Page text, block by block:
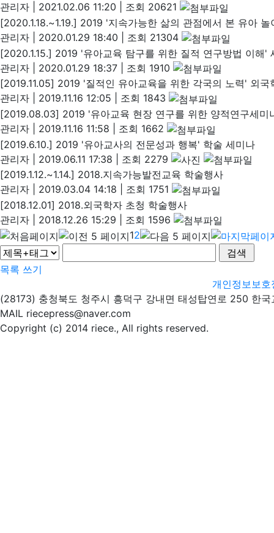
관리자
2021.02.06 11:20
조회 20621
[2020.1.18.~1.19.] 2019 '지속가능한 삶의 관점에서 본 유아
관리자
2020.01.29 18:40
조회 21304
[2020.1.15.] 2019 '유아교육 탐구를 위한 질적 연구방법 이해'
관리자
2020.01.29 18:37
조회 1910
[2019.11.05] 2019 '질적인 유아교육을 위한 각국의 노력' 외국
관리자
2019.11.16 12:05
조회 1843
[2019.08.03] 2019 '유아교육 현장 연구를 위한 양적연구세미
관리자
2019.11.16 11:58
조회 1662
[2019.6.10.] 2019 '유아교사의 전문성과 행복' 학술 세미나
관리자
2019.06.11 17:38
조회 2279
[2019.1.12.~1.14.] 2018.지속가능발전교육 학술행사
관리자
2019.03.04 14:18
조회 1751
[2018.12.01] 2018.외국학자 초청 학술행사
관리자
2018.12.26 15:29
조회 1596
12
목록 쓰기
개인정보보호
(28173) 충청북도 청주시 흥덕구 강내면 태성탑연로 250
MAIL riecepress@naver.com
Copyright (c) 2014 riece., All rights reserved.